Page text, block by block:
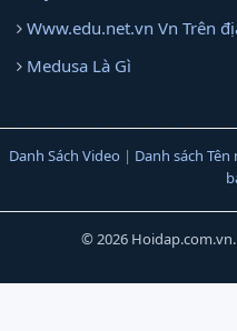
Www.edu.net.vn Vn Trên
Medusa Là Gì
Danh Sách Video | Danh sách Tên
© 2026